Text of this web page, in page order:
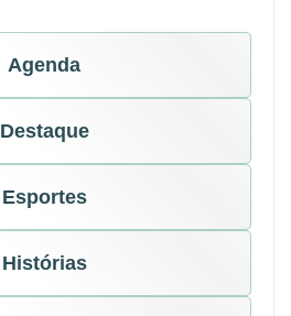
Agenda
Destaque
Esportes
Histórias